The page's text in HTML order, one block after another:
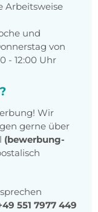
Arbeitsweise
und
von
- 12:00 Uhr
Wir
gerne über
(bewerbung-
551 7977 449